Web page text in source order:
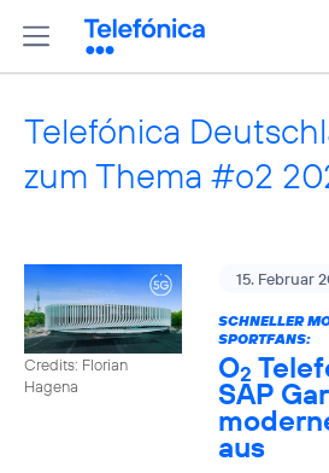
Telefónica
zum Thema #o2
Credits: Florian
Hagena
15. Februar
SCHNELLER
SPORTFANS:
O2
SAP
aus